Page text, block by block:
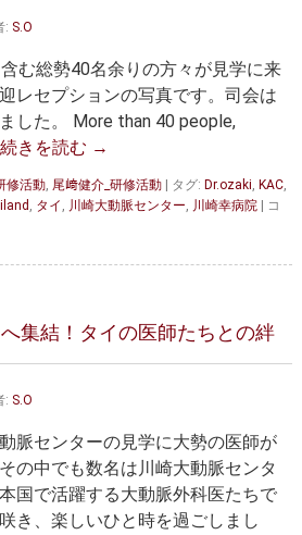
胸腹部大動脈瘤
大動脈解離
外来予約について
良くある質問
アクセス
: S.O
む総勢40名余りの方々が見学に来
レセプションの写真です。司会は
した。 More than 40 people,
続きを読む →
修活動, 尾﨑健介_研修活動 タグ: Dr.ozaki, KAC,
, タイ , 川崎大動脈センター, 川崎幸病院
川
動
ン
タ
ー
こ
そ！
～
歓
コ
集結！タイの医師たちとの絆
: S.O
脈センターの見学に大勢の医師が
の中でも数名は川崎大動脈センタ
国で活躍する大動脈外科医たちで
き、楽しいひと時を過ごしまし